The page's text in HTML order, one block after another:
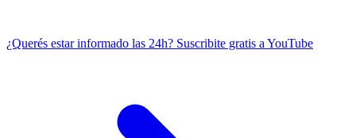
¿Querés estar informado las 24h? Suscribite gratis a YouTube